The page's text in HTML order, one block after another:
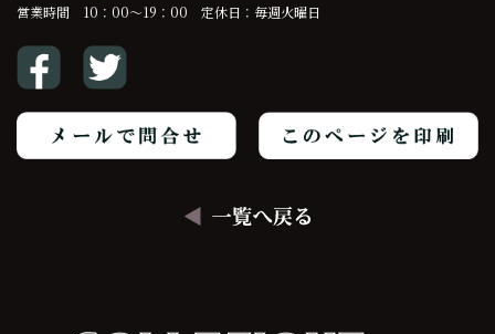
営業時間 10：00～19：00 定休日：毎週火曜日